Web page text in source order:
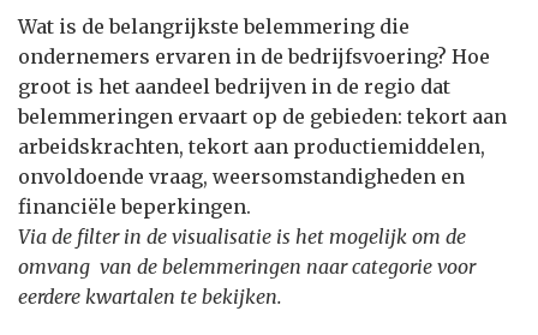
Wat is de belangrijkste belemmering die
ondernemers ervaren in de bedrijfsvoering? Hoe
groot is het aandeel bedrijven in de regio dat
belemmeringen ervaart op de gebieden: tekort aan
arbeidskrachten, tekort aan productiemiddelen,
onvoldoende vraag, weersomstandigheden en
financiële beperkingen.
Via de filter in de visualisatie is het mogelijk om de
omvang van de belemmeringen naar categorie voor
eerdere kwartalen te bekijken.